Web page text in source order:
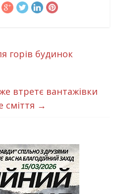
горів будинок
втретє вантажівки
сміття →